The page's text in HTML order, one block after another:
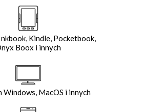
Kindle, Pocketbook,
Boox i innych
Windows, MacOS i innych